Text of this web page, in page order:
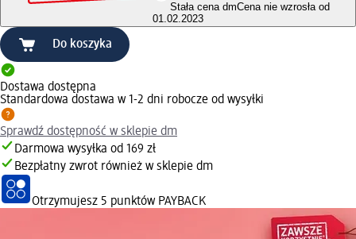
Stała cena dmCena nie wzrosła od
01.02.2023
Do koszyka
Dostawa dostępna
Standardowa dostawa w 1-2 dni robocze od wysyłki
Sprawdź dostępność w sklepie dm
Darmowa wysyłka od 169 zł
Bezpłatny zwrot również w sklepie dm
Otrzymujesz 5 punktów PAYBACK